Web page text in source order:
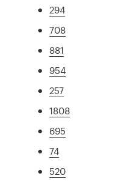
294
708
881
954
257
1808
695
74
520